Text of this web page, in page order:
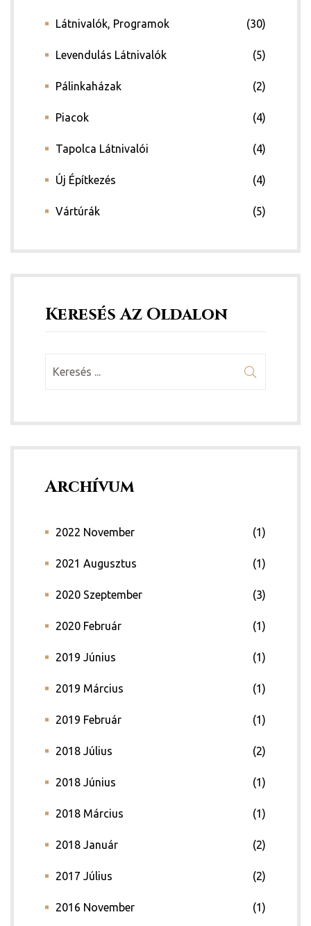
Látnivalók, Programok (30)
Levendulás Látnivalók (5)
Pálinkaházak (2)
Piacok (4)
Tapolca Látnivalói (4)
Új Építkezés (4)
Vártúrák (5)
Keresés Az Oldalon
Archívum
2022 November (1)
2021 Augusztus (1)
2020 Szeptember (3)
2020 Február (1)
2019 Június (1)
2019 Március (1)
2019 Február (1)
2018 Július (2)
2018 Június (1)
2018 Március (1)
2018 Január (2)
2017 Július (2)
2016 November (1)